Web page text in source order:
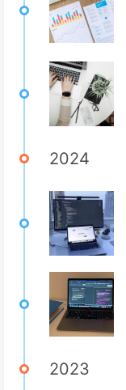
2024
2023